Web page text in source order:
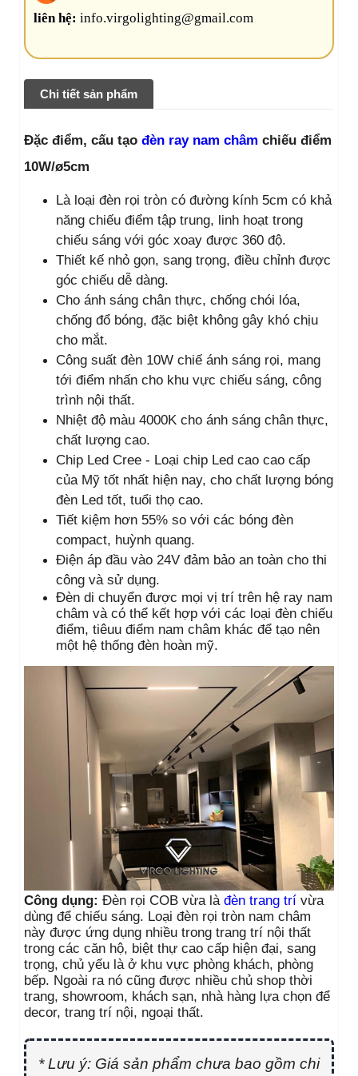
liên hệ: info.virgolighting@gmail.com
Chi tiết sản phẩm
Đặc điểm, cấu tạo đèn ray nam châm chiếu điểm
10W/ø5cm
Là loại đèn rọi tròn có đường kính 5cm có khả
năng chiếu điểm tập trung, linh hoạt trong
chiếu sáng với góc xoay được 360 độ.
Thiết kế nhỏ gọn, sang trọng, điều chỉnh được
góc chiếu dễ dàng.
Cho ánh sáng chân thực, chống chói lóa,
chống đổ bóng, đặc biệt không gây khó chịu
cho mắt.
Công suất đèn 10W chiế ánh sáng rọi, mang
tới điểm nhấn cho khu vực chiếu sáng, công
trình nội thất.
Nhiệt độ màu 4000K cho ánh sáng chân thực,
chất lượng cao.
Chip Led Cree - Loại chip Led cao cao cấp
của Mỹ tốt nhất hiện nay, cho chất lượng bóng
đèn Led tốt, tuổi thọ cao.
Tiết kiệm hơn 55% so với các bóng đèn
compact, huỳnh quang.
Điện áp đầu vào 24V đảm bảo an toàn cho thi
công và sử dụng.
Đèn di chuyển được mọi vị trí trên hệ ray nam
châm và có thể kết hợp với các loại đèn chiếu
điểm, tiêuu điểm nam châm khác để tạo nên
một hệ thống đèn hoàn mỹ.
Công dụng: Đèn rọi COB vừa là đèn trang trí vừa
dùng để chiếu sáng. Loại đèn rọi tròn nam châm
này được ứng dụng nhiều trong trang trí nội thất
trong các căn hộ, biệt thự cao cấp hiện đại, sang
trọng, chủ yếu là ở khu vực phòng khách, phòng
bếp. Ngoài ra nó cũng được nhiều chủ shop thời
trang, showroom, khách sạn, nhà hàng lựa chọn để
decor, trang trí nội, ngoại thất.
* Lưu ý: Giá sản phẩm chưa bao gồm chi